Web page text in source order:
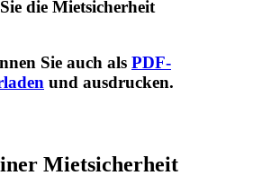
die Mietsicherheit
Sie auch als PDF-
und ausdrucken.
Mietsicherheit